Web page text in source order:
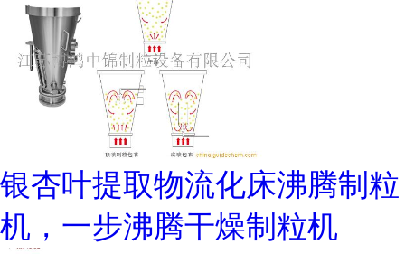
银杏叶提取物流化床沸腾制粒
机，一步沸腾干燥制粒机